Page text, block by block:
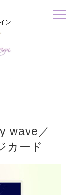
ン
wave／
カード